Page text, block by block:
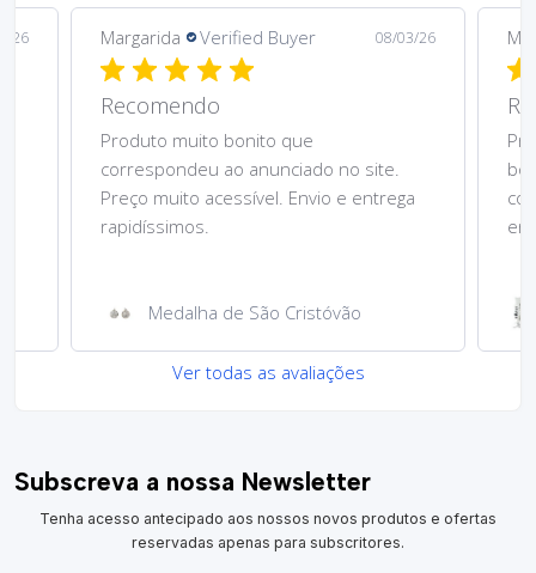
26 Margarida Verified Buyer 08/03/26
Recomendo
Produto muito bonito que
correspondeu ao anunciado no site.
Preço muito acessível. Envio e entrega
rapidíssimos.
Medalha de São Cristóvão
Ver todas as avaliações
Subscreva a nossa Newsletter
Tenha acesso antecipado aos nossos novos produtos e ofertas
reservadas apenas para subscritores.